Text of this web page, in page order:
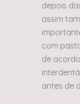
depois
assim
com
de
antes de